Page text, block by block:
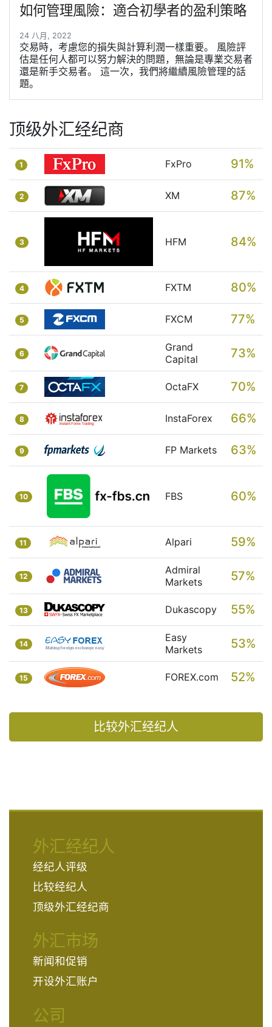
如何管理風險：適合初學者的盈利策略
24 八月, 2022
交易時，考慮您的損失與計算利潤一樣重要。 風險評
估是任何人都可以努力解決的問題，無論是專業交易者
還是新手交易者。 這一次，我們將繼續風險管理的話
題。
顶级外汇经纪商
1 FxPro 91%
2 XM 87%
3 HFM 84%
4 FXTM 80%
5 FXCM 77%
6
Grand
Capital
73%
7 OctaFX 70%
8 InstaForex 66%
9 FP Markets 63%
10 FBS 60%
11 Alpari 59%
12
Admiral
Markets
57%
13 Dukascopy 55%
14
Easy
Markets
53%
15 FOREX.com 52%
比较外汇经纪人
外汇经纪人
经纪人评级
比较经纪人
顶级外汇经纪商
外汇市场
新闻和促销
开设外汇账户
公司